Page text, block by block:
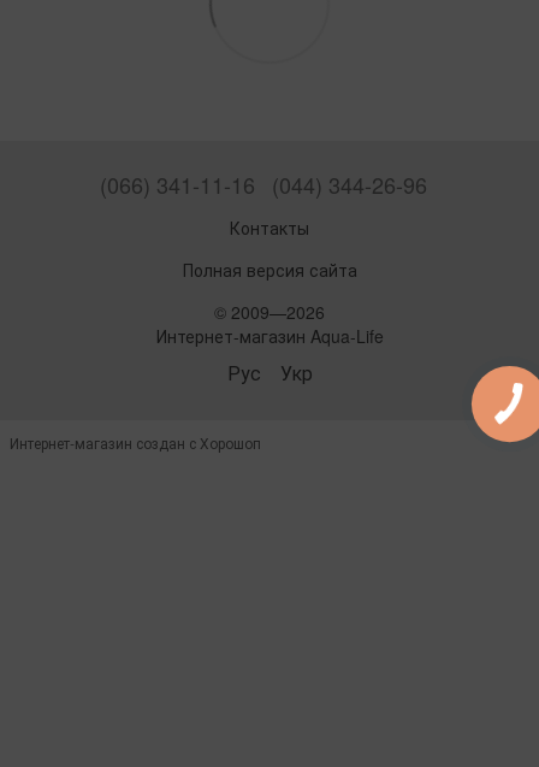
(066) 341-11-16 (044) 344-26-96
Контакты
Полная версия сайта
© 2009—2026
Интернет-магазин Aqua-Life
Рус Укр
Интернет-магазин создан с Хорошоп